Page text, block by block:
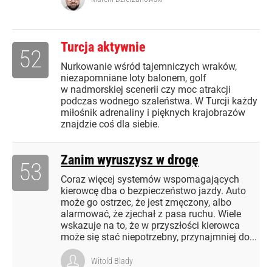
Turcja aktywnie
Nurkowanie wśród tajemniczych wraków,
niezapomniane loty balonem, golf
w nadmorskiej scenerii czy moc atrakcji
podczas wodnego szaleństwa. W Turcji każdy
miłośnik adrenaliny i pięknych krajobrazów
znajdzie coś dla siebie.
52
Zanim wyruszysz w drogę
Coraz więcej systemów wspomagających
kierowcę dba o bezpieczeństwo jazdy. Auto
może go ostrzec, że jest zmęczony, albo
alarmować, że zjechał z pasa ruchu. Wiele
wskazuje na to, że w przyszłości kierowca
może się stać niepotrzebny, przynajmniej do...
53
Witold Blady